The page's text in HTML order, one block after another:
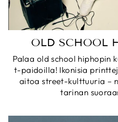
OLD SCHOOL
Palaa old school hiphopin
t-paidoilla! Ikonisia
aitoa street-kulttuuria –
tarinan